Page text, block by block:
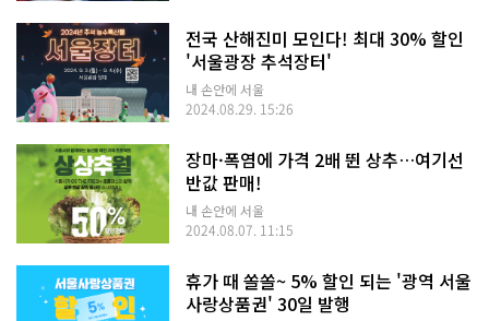
전국 산해진미 모인다! 최대 30% 할인
'서울광장 추석장터'
내 손안에 서울
2024.08.29. 15:26
장마·폭염에 가격 2배 뛴 상추…여기선
반값 판매!
내 손안에 서울
2024.08.07. 11:15
휴가 때 쏠쏠~ 5% 할인 되는 '광역 서울
사랑상품권' 30일 발행